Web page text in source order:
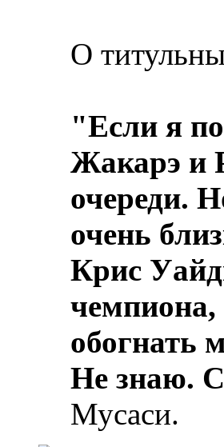
О
"Если я
Жакарэ и
очереди.
очень
Крис
чемпиона,
обогнать
Не знаю.
Мусаси.